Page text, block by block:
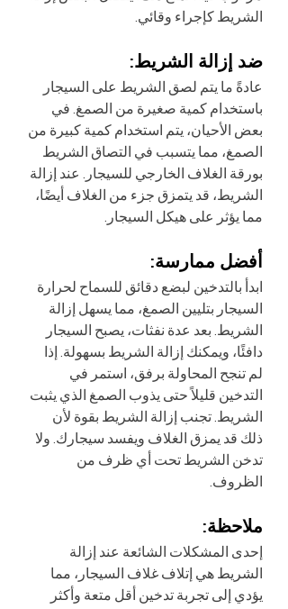
الشريط كإجراء وقائي.
ضد إزالة الشريط:
عادةً ما يتم لصق الشريط على السيجار
باستخدام كمية صغيرة من الصمغ. في
بعض الأحيان، يتم استخدام كمية كبيرة من
الصمغ، مما يتسبب في التصاق الشريط
بورقة الغلاف الخارجي للسيجار. عند إزالة
الشريط، قد يتمزق جزء من الغلاف أيضًا،
مما يؤثر على هيكل السيجار.
أفضل ممارسة:
ابدأ بالتدخين لبضع دقائق للسماح لحرارة
السيجار بتليين الصمغ، مما يسهل إزالة
الشريط. بعد عدة نفثات، يصبح السيجار
دافئًا، ويمكنك إزالة الشريط بسهولة. إذا
لم تنجح المحاولة برفق، استمر في
التدخين قليلاً حتى يذوب الصمغ الذي يثبت
الشريط. تجنب إزالة الشريط بقوة لأن
ذلك قد يمزق الغلاف ويفسد سيجارك. ولا
تدخن الشريط تحت أي ظرف من
الظروف.
ملاحظة:
إحدى المشكلات الشائعة عند إزالة
الشريط هي إتلاف غلاف السيجار، مما
يؤدي إلى تجربة تدخين أقل متعة وأكثر